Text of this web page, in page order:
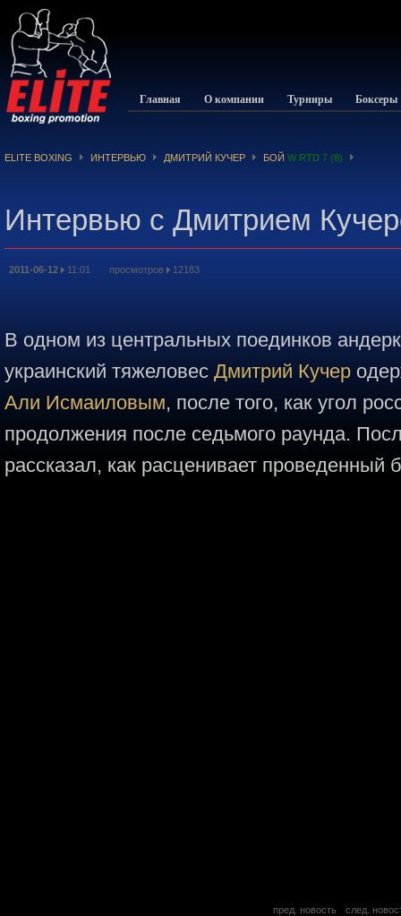
Главная О компании Турниры Боксеры
ELITE BOXING ИНТЕРВЬЮ ДМИТРИЙ КУЧЕР БОЙ W RTD 7 (8)
Интервью с Дмитрием
2011-06-12 11:01 просмотров 12183
В одном из центральных поединков
украинский тяжеловес Дмитрий Кучер
Али Исмаиловым, после того, как угол
продолжения после седьмого раунда.
рассказал, как расценивает проведенный
пред. новость
след.